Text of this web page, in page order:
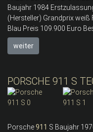
Baujahr 1984
(Hersteller) Grandprix weiß
Blau Preis 109.900 Euro
weiter
PORSCHE 911 S
Porsche911 S Baujahr